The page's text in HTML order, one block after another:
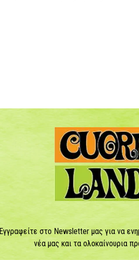
Εγγραφείτε στο Newsletter μας για να
νέα μας και τα ολοκαίνουρια